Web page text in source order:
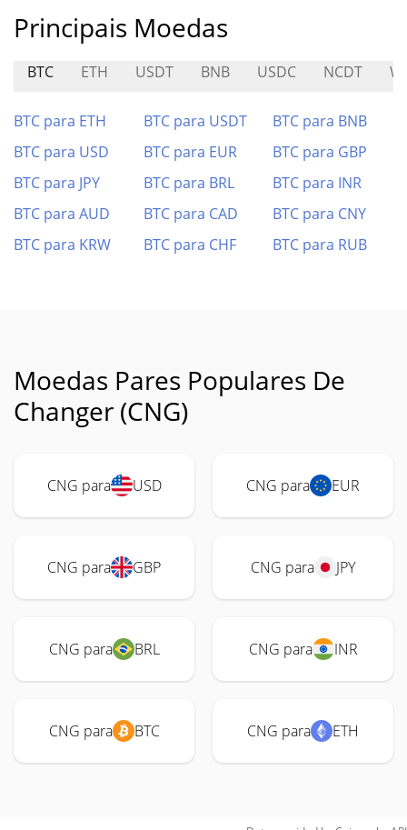
Principais Moedas
BTC ETH USDT BNB USDC NCDT
BTC para ETH BTC para USDT
BTC para BNB
BTC para USD
BTC para EUR
BTC para GBP
BTC para JPY
BTC para BRL
BTC para INR
BTC para AUD
BTC para CAD
BTC para CNY
BTC para KRW
BTC para CHF BTC para RUB
Moedas Pares Populares De
Changer (CNG)
CNG para USD CNG para EUR
CNG para GBP CNG para JPY
CNG para BRL CNG para INR
CNG para BTC CNG para ETH